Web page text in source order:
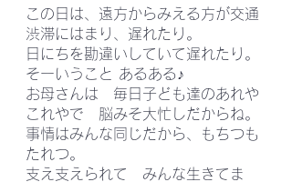
この日は、遠方からみえる方が交通
渋滞にはまり、遅れたり。
日にちを勘違いしていて遅れたり。
そーいうこと あるある♪
お母さんは　毎日子ども達のあれや
これやで　脳みそ大忙しだからね。
事情はみんな同じだから、もちつも
たれつ。
支え支えられて　みんな生きてま